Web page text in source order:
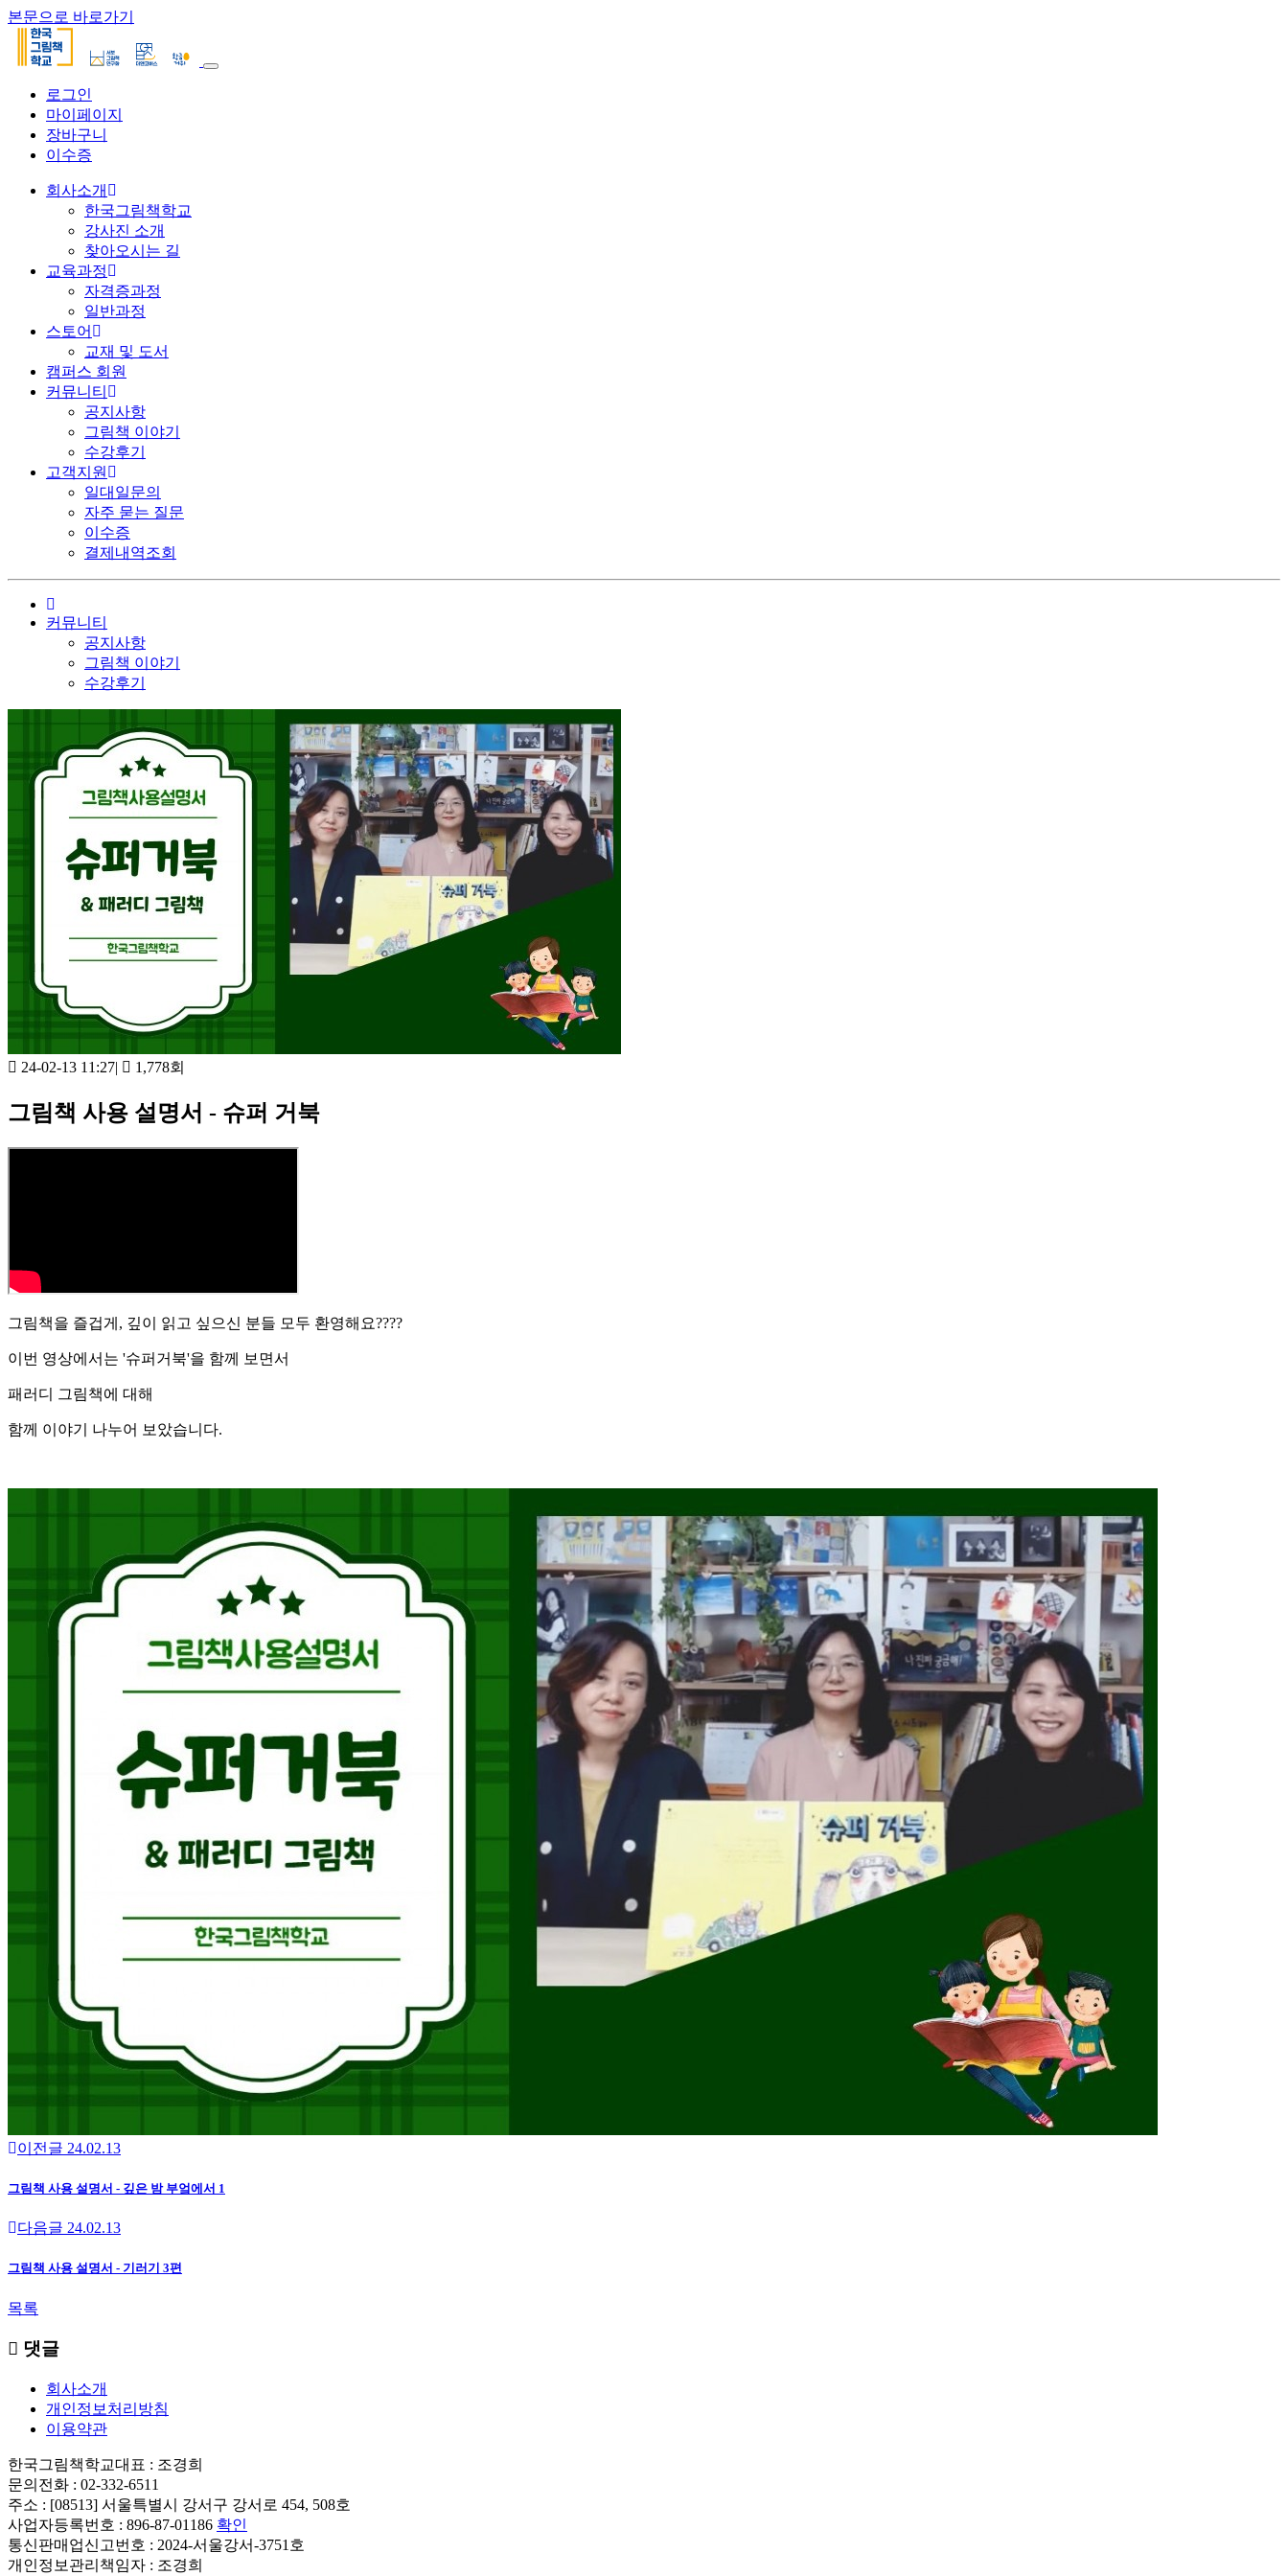
본문으로 바로가기
로그인
마이페이지
장바구니
이수증
회사소개
한국그림책학교
강사진 소개
찾아오시는 길
교육과정
자격증과정
일반과정
스토어
교재 및 도서
캠퍼스 회원
커뮤니티
공지사항
그림책 이야기
수강후기
고객지원
일대일문의
자주 묻는 질문
이수증
결제내역조회
커뮤니티
공지사항
그림책 이야기
수강후기
24-02-13 11:27| 1,778회
그림책 사용 설명서 - 슈퍼 거북
그림책을 즐겁게, 깊이 읽고 싶으신 분들 모두 환영해요????
이번 영상에서는 '슈퍼거북'을 함께 보면서
패러디 그림책에 대해
함께 이야기 나누어 보았습니다.
이전글 24.02.13
그림책 사용 설명서 - 깊은 밤 부엌에서 1
다음글 24.02.13
그림책 사용 설명서 - 기러기 3편
목록
댓글
회사소개
개인정보처리방침
이용약관
한국그림책학교대표 : 조경희
문의전화 : 02-332-6511
주소 : [08513] 서울특별시 강서구 강서로 454, 508호
사업자등록번호 : 896-87-01186 확인
통신판매업신고번호 : 2024-서울강서-3751호
개인정보관리책임자 : 조경희